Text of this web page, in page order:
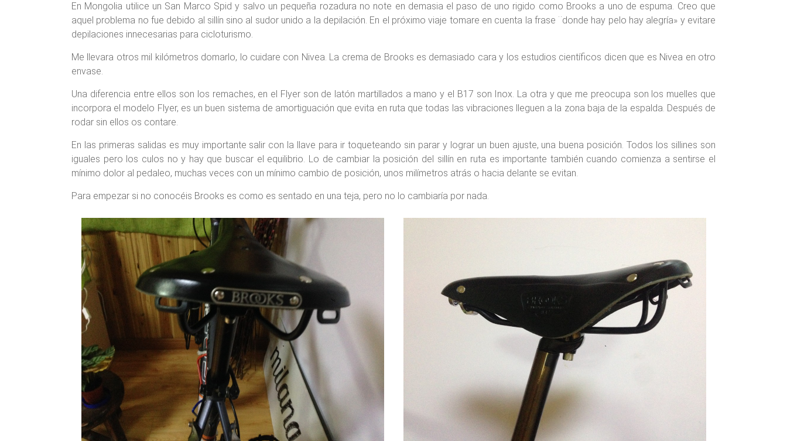
En Mongolia utilice un San Marco Spid y salvo un pequeña rozadura no note en demasia el paso de uno rigido como Brooks a uno de espuma. Creo que
aquel problema no fue debido al sillín sino al sudor unido a la depilación. En el próximo viaje tomare en cuenta la frase ¨donde hay pelo hay alegría» y evitare
depilaciones innecesarias para cicloturismo.
Me llevara otros mil kilómetros domarlo, lo cuidare con Nivea. La crema de Brooks es demasiado cara y los estudios científicos dicen que es Nivea en otro
envase.
Una diferencia entre ellos son los remaches, en el Flyer son de latón martillados a mano y el B17 son Inox. La otra y que me preocupa son los muelles que
incorpora el modelo Flyer, es un buen sistema de amortiguación que evita en ruta que todas las vibraciones lleguen a la zona baja de la espalda. Después de
rodar sin ellos os contare.
En las primeras salidas es muy importante salir con la llave para ir toqueteando sin parar y lograr un buen ajuste, una buena posición. Todos los sillines son
iguales pero los culos no y hay que buscar el equilibrio. Lo de cambiar la posición del sillín en ruta es importante también cuando comienza a sentirse el
mínimo dolor al pedaleo, muchas veces con un mínimo cambio de posición, unos milímetros atrás o hacia delante se evitan.
Para empezar si no conocéis Brooks es como es sentado en una teja, pero no lo cambiaría por nada.